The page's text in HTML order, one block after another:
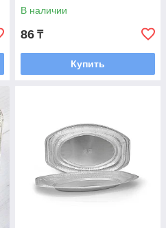
В наличии
86 ₸
Купить